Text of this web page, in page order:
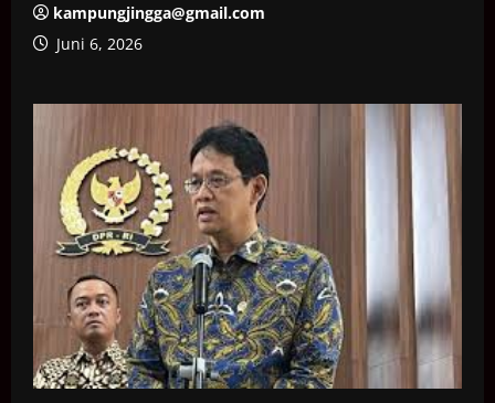
kampungjingga@gmail.com
Juni 6, 2026